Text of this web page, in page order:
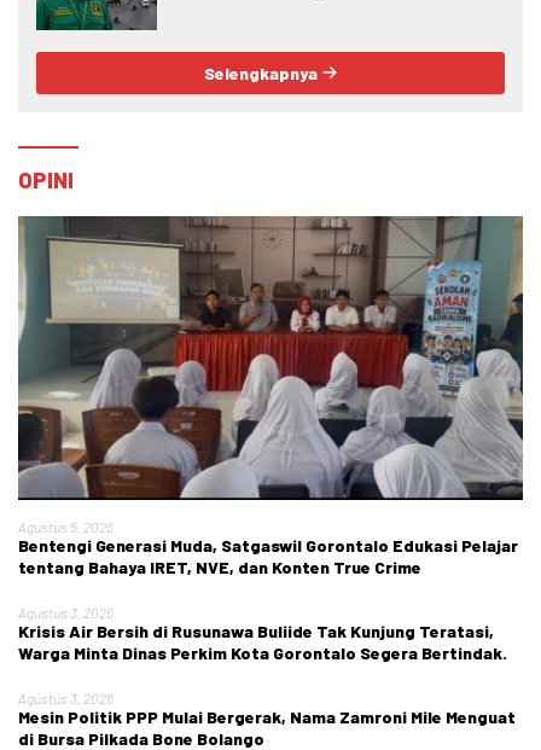
Selengkapnya
OPINI
Agustus 5, 2026
Bentengi Generasi Muda, Satgaswil Gorontalo Edukasi Pelajar
tentang Bahaya IRET, NVE, dan Konten True Crime
Agustus 3, 2026
Krisis Air Bersih di Rusunawa Buliide Tak Kunjung Teratasi,
Warga Minta Dinas Perkim Kota Gorontalo Segera Bertindak.
Agustus 3, 2026
Mesin Politik PPP Mulai Bergerak, Nama Zamroni Mile Menguat
di Bursa Pilkada Bone Bolango